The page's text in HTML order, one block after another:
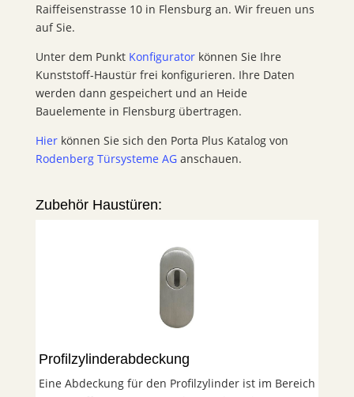
Raiffeisenstrasse 10 in Flensburg an. Wir freuen uns
auf Sie.
Unter dem Punkt Konfiguratorkönnen Sie Ihre
Kunststoff-Haustür frei konfigurieren. Ihre Daten
werden dann gespeichert und an Heide
Bauelemente in Flensburg übertragen.
Hierkönnen Sie sich den Porta Plus Katalog von
Rodenberg Türsysteme AG anschauen.
Zubehör Haustüren:
Profilzylinderabdeckung
Eine Abdeckung für den Profilzylinder ist im Bereich